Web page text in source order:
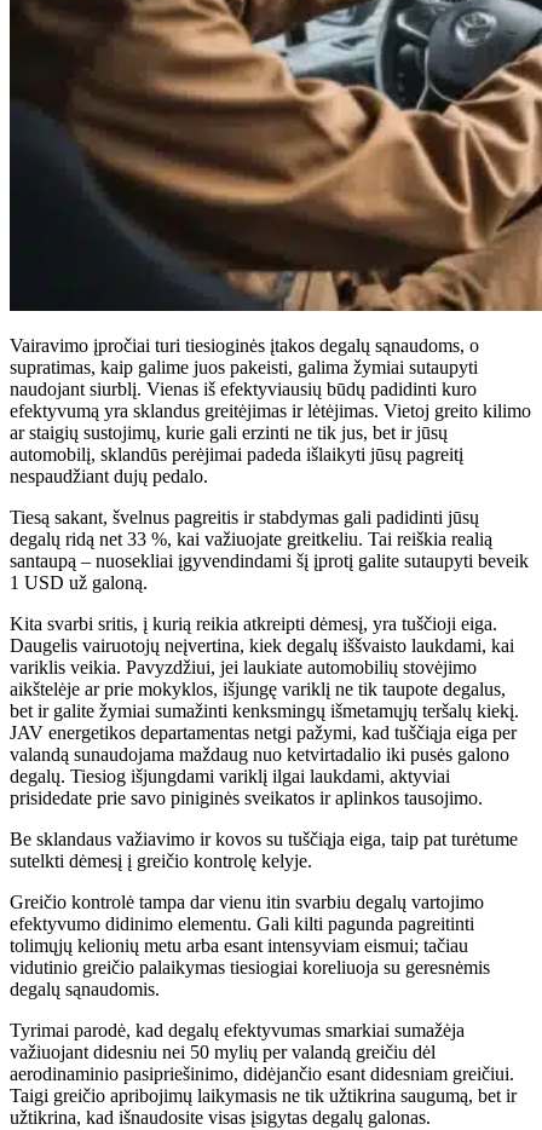
Vairavimo įpročiai turi tiesioginės įtakos degalų sąnaudoms, o
supratimas, kaip galime juos pakeisti, galima žymiai sutaupyti
naudojant siurblį. Vienas iš efektyviausių būdų padidinti kuro
efektyvumą yra sklandus greitėjimas ir lėtėjimas. Vietoj greito kilimo
ar staigių sustojimų, kurie gali erzinti ne tik jus, bet ir jūsų
automobilį, sklandūs perėjimai padeda išlaikyti jūsų pagreitį
nespaudžiant dujų pedalo.
Tiesą sakant, švelnus pagreitis ir stabdymas gali padidinti jūsų
degalų ridą net 33 %, kai važiuojate greitkeliu. Tai reiškia realią
santaupą – nuosekliai įgyvendindami šį įprotį galite sutaupyti beveik
1 USD už galoną.
Kita svarbi sritis, į kurią reikia atkreipti dėmesį, yra tuščioji eiga.
Daugelis vairuotojų neįvertina, kiek degalų iššvaisto laukdami, kai
variklis veikia. Pavyzdžiui, jei laukiate automobilių stovėjimo
aikštelėje ar prie mokyklos, išjungę variklį ne tik taupote degalus,
bet ir galite žymiai sumažinti kenksmingų išmetamųjų teršalų kiekį.
JAV energetikos departamentas netgi pažymi, kad tuščiąja eiga per
valandą sunaudojama maždaug nuo ketvirtadalio iki pusės galono
degalų. Tiesiog išjungdami variklį ilgai laukdami, aktyviai
prisidedate prie savo piniginės sveikatos ir aplinkos tausojimo.
Be sklandaus važiavimo ir kovos su tuščiąja eiga, taip pat turėtume
sutelkti dėmesį į greičio kontrolę kelyje.
Greičio kontrolė tampa dar vienu itin svarbiu degalų vartojimo
efektyvumo didinimo elementu. Gali kilti pagunda pagreitinti
tolimųjų kelionių metu arba esant intensyviam eismui; tačiau
vidutinio greičio palaikymas tiesiogiai koreliuoja su geresnėmis
degalų sąnaudomis.
Tyrimai parodė, kad degalų efektyvumas smarkiai sumažėja
važiuojant didesniu nei 50 mylių per valandą greičiu dėl
aerodinaminio pasipriešinimo, didėjančio esant didesniam greičiui.
Taigi greičio apribojimų laikymasis ne tik užtikrina saugumą, bet ir
užtikrina, kad išnaudosite visas įsigytas degalų galonas.